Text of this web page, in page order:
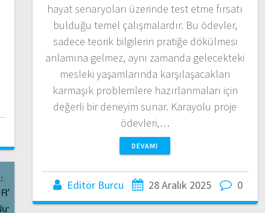
hayat senaryoları üzerinde test etme fırsatı
bulduğu temel çalışmalardır. Bu ödevler,
sadece teorik bilgilerin pratiğe dökülmesi
anlamına gelmez, aynı zamanda gelecekteki
mesleki yaşamlarında karşılaşacakları
karmaşık problemlere hazırlanmaları için
değerli bir deneyim sunar. Karayolu proje
ödevleri,…
DEVAMI
Editör Burcu 28 Aralık 2025 0